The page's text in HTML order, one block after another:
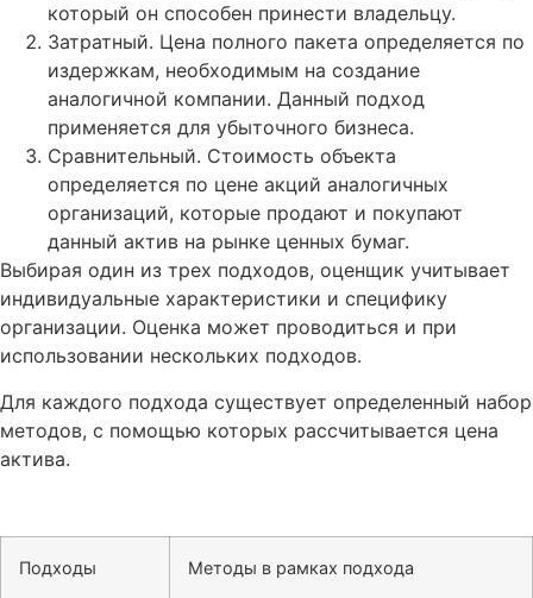
который он способен принести владельцу.
Затратный. Цена полного пакета определяется по
издержкам, необходимым на создание
аналогичной компании. Данный подход
применяется для убыточного бизнеса.
Сравнительный. Стоимость объекта
определяется по цене акций аналогичных
организаций, которые продают и покупают
данный актив на рынке ценных бумаг.
Выбирая один из трех подходов, оценщик учитывает
индивидуальные характеристики и специфику
организации. Оценка может проводиться и при
использовании нескольких подходов.
Для каждого подхода существует определенный набор
методов, с помощью которых рассчитывается цена
актива.
Подходы Методы в рамках подхода